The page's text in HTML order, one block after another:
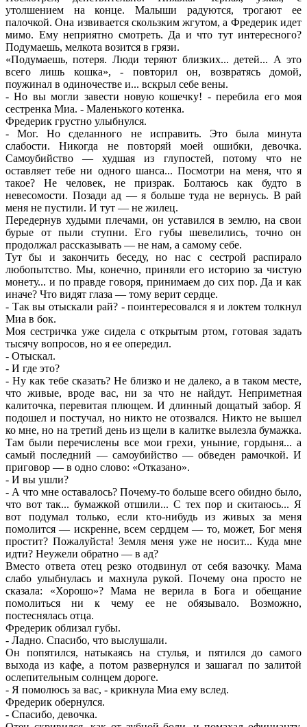
утолшением на конце. Малыши радуются, трогают ее
палочкой. Она извивается скользким жгутом, а Фредерик идет
мимо. Ему неприятно смотреть. Да и что тут интересного?
Подумаешь, мелкота возится в грязи.
«Подумаешь, потеря. Люди теряют близких... детей... А это
всего лишь кошка», - повторил он, возвратясь домой,
поужинал в одиночестве и... вскрыл себе вены.
- Но вы могли завести новую кошечку! - перебила его моя
сестренка Миа. - Маленького котенка.
Фредерик грустно улыбнулся.
- Мог. Но сделанного не исправить. Это была минута
слабости. Никогда не повторяй моей ошибки, девочка.
Самоубийство — худшая из глупостей, потому что не
оставляет тебе ни одного шанса... Посмотри на меня, что я
такое? Не человек, не призрак. Болтаюсь как будто в
невесомости. Позади ад — я больше туда не вернусь. В рай
меня не пустили. И тут — не жилец.
Передернув худыми плечами, он уставился в землю, на свои
бурые от пыли ступни. Его губы шевелились, точно он
продолжал рассказывать — не нам, а самому себе.
Тут бы и закончить беседу, но нас с сестрой распирало
любопытство. Мы, конечно, приняли его историю за чистую
монету... и по правде говоря, принимаем до сих пор. Да и как
иначе? Что видят глаза — тому верит сердце.
- Так вы отыскали рай? - поинтересовался я и локтем толкнул
Миа в бок.
Моя сестричка уже сидела с открытым ртом, готовая задать
тысячу вопросов, но я ее опередил.
- Отыскал.
- И где это?
- Ну как тебе сказать? Не близко и не далеко, а в таком месте,
что живые, вроде вас, ни за что не найдут. Неприметная
калиточка, перевитая плющем. И длинный дощатый забор. Я
подошел и постучал, но никто не отозвался. Никто не вышел
ко мне, но на третий день из щели в калитке вылезла бумажка.
Там были перечислены все мои грехи, уныние, гордыня... а
самый последний — самоубийство — обведен рамочкой. И
приговор — в одно слово: «Отказано».
- И вы ушли?
- А что мне оставалось? Почему-то больше всего обидно было,
что вот так... бумажкой отшили... С тех пор и скитаюсь... Я
вот подумал только, если кто-нибудь из живых за меня
помолится — искренне, всем сердцем — то, может, Бог меня
простит? Пожалуйста! Земля меня уже не носит... Куда мне
идти? Неужели обратно — в ад?
Вместо ответа отец резко отодвинул от себя вазочку. Мама
слабо улыбнулась и махнула рукой. Почему она просто не
сказала: «Хорошо»? Мама не верила в Бога и обещание
помолиться ни к чему ее не обязывало. Возможно,
постеснялась отца.
Фредерик облизал губы.
- Ладно. Спасибо, что выслушали.
Он попятился, натыкаясь на стулья, и пятился до самого
выхода из кафе, а потом развернулся и зашагал по залитой
ослепительным солнцем дороге.
- Я помолюсь за вас, - крикнула Миа ему вслед.
Фредерик обернулся.
- Спасибо, девочка.